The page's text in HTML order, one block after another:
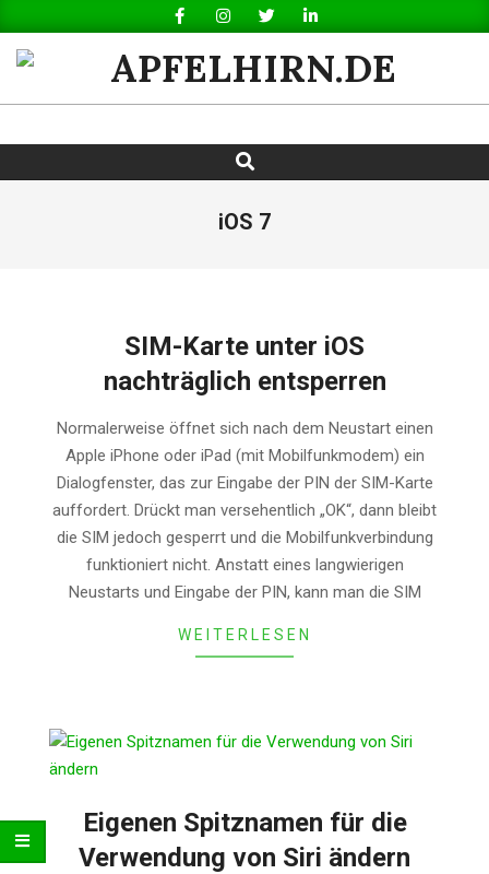
to
content
APFELHIRN.DE
Navigation
Search
iOS 7
SIM-Karte unter iOS
nachträglich entsperren
05-
Normalerweise öffnet sich nach dem Neustart einen
Apple iPhone oder iPad (mit Mobilfunkmodem) ein
Dialogfenster, das zur Eingabe der PIN der SIM-Karte
auffordert. Drückt man versehentlich „OK“, dann bleibt
die SIM jedoch gesperrt und die Mobilfunkverbindung
funktioniert nicht. Anstatt eines langwierigen
Neustarts und Eingabe der PIN, kann man die SIM
WEITERLESEN
Eigenen Spitznamen für die
Verwendung von Siri ändern